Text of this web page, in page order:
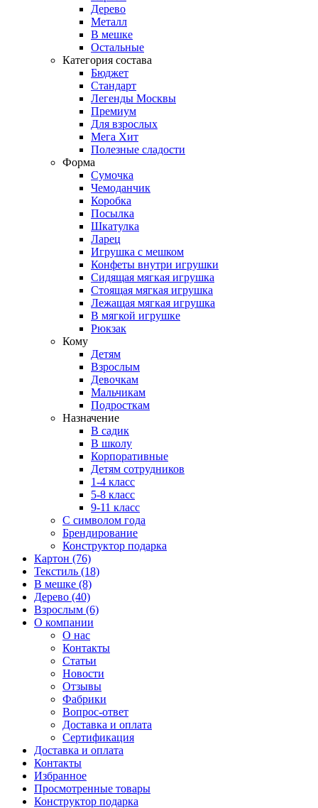
Дерево
Металл
В мешке
Остальные
Категория состава
Бюджет
Стандарт
Легенды Москвы
Премиум
Для взрослых
Мега Хит
Полезные сладости
Форма
Сумочка
Чемоданчик
Коробка
Посылка
Шкатулка
Ларец
Игрушка с мешком
Конфеты внутри игрушки
Сидящая мягкая игрушка
Стоящая мягкая игрушка
Лежащая мягкая игрушка
В мягкой игрушке
Рюкзак
Кому
Детям
Взрослым
Девочкам
Мальчикам
Подросткам
Назначение
В садик
В школу
Корпоративные
Детям сотрудников
1-4 класс
5-8 класс
9-11 класс
С символом года
Брендирование
Конструктор подарка
Картон (76)
Текстиль (18)
В мешке (8)
Дерево (40)
Взрослым (6)
О компании
О нас
Контакты
Статьи
Новости
Отзывы
Фабрики
Вопрос-ответ
Доставка и оплата
Сертификация
Доставка и оплата
Контакты
Избранное
Просмотренные товары
Конструктор подарка